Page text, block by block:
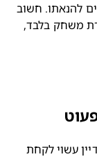
לצידכם ולהציע לו צעצועים רכים ובטיחותיים להנאתו. חשוב
שהשהות בנדנדת הטרמפולינה תהיה למטרת משחק בלבד,
יכול לבדר את עצמו לתקופות קצרות, ועדיין עשוי לקחת